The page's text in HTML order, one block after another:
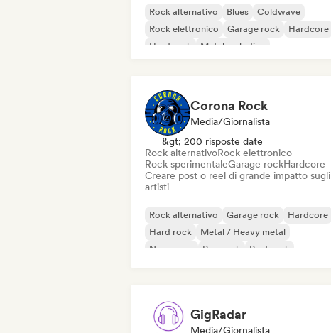
Rock alternativo Blues
Coldwave
Rock elettronico
Garage rock
Hardcore
Hard rock
Metal melodico
Corona Rock
Media/Giornalista
&gt; 200 risposte date
Rock alternativoRock elettronico
Rock sperimentaleGarage rockHardcore
Creare post o reel di grande impatto sugli
artisti
Rock alternativo Garage rock
Hardcore
Hard rock
Metal / Heavy metal
New wave
Pop rock Post rock
GigRadar
Media/Giornalista